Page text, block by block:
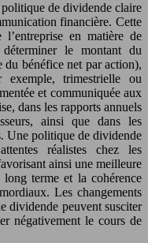
de dividende claire
financière. Cette
en matière de
le montant du
bénéfice net par action),
exemple, trimestrielle ou
et communiquée aux
dans les rapports annuels
ainsi que dans les
Une politique de dividende
réalistes chez les
ainsi une meilleure
long terme et la cohérence
Les changements
dividende peuvent susciter
négativement le cours de